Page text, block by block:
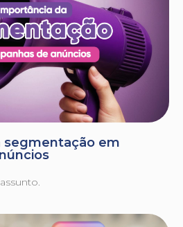
segmentação em